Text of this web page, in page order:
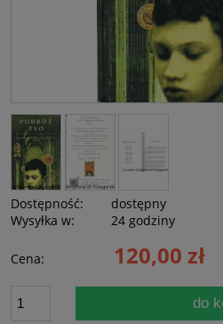
Dostępność:
dostępny
Wysyłka w:
24 godziny
Cena: 120,00 zł
do